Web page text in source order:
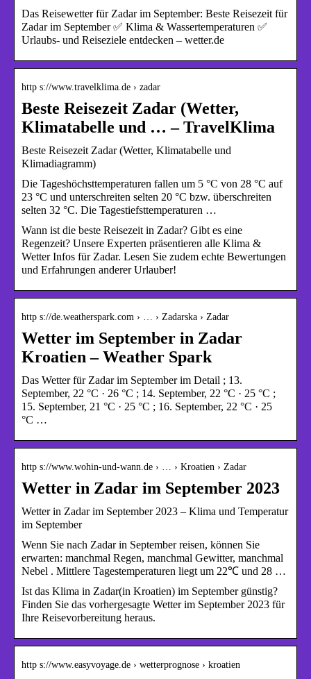
Das Reisewetter für Zadar im September: Beste Reisezeit für
Zadar im September ✅ Klima & Wassertemperaturen ✅
Urlaubs- und Reiseziele entdecken – wetter.de
http s://www.travelklima.de › zadar
Beste Reisezeit Zadar (Wetter,
Klimatabelle und … – TravelKlima
Beste Reisezeit Zadar (Wetter, Klimatabelle und
Klimadiagramm)
Die Tageshöchsttemperaturen fallen um 5 °C von 28 °C auf
23 °C und unterschreiten selten 20 °C bzw. überschreiten
selten 32 °C. Die Tagestiefsttemperaturen …
Wann ist die beste Reisezeit in Zadar? Gibt es eine
Regenzeit? Unsere Experten präsentieren alle Klima &
Wetter Infos für Zadar. Lesen Sie zudem echte Bewertungen
und Erfahrungen anderer Urlauber!
http s://de.weatherspark.com › … › Zadarska › Zadar
Wetter im September in Zadar
Kroatien – Weather Spark
Das Wetter für Zadar im September im Detail ; 13.
September, 22 °C · 26 °C ; 14. September, 22 °C · 25 °C ;
15. September, 21 °C · 25 °C ; 16. September, 22 °C · 25
°C …
http s://www.wohin-und-wann.de › … › Kroatien › Zadar
Wetter in Zadar im September 2023
Wetter in Zadar im September 2023 – Klima und Temperatur
im September
Wenn Sie nach Zadar in September reisen, können Sie
erwarten: manchmal Regen, manchmal Gewitter, manchmal
Nebel . Mittlere Tagestemperaturen liegt um 22℃ und 28 …
Ist das Klima in Zadar(in Kroatien) im September günstig?
Finden Sie das vorhergesagte Wetter im September 2023 für
Ihre Reisevorbereitung heraus.
http s://www.easyvoyage.de › wetterprognose › kroatien